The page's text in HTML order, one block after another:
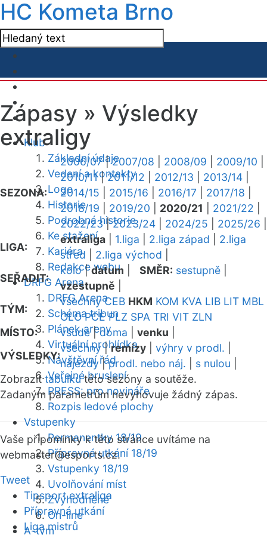
HC Kometa Brno
Klub
Základní údaje
Vedení a kontakty
Logo
Historie
Podrobná historie
Ke stažení
Kariéra
Redakce webu
DRFG Arena
DRFG Arena
Schéma tribun
Plánek areny
Virtuální prohlídka
Návštěvní řád
Veřejné bruslení
PRESS: pro novináře
Rozpis ledové plochy
Vstupenky
Permanentky 18/19
Přípravná utkání 18/19
Vstupenky 18/19
Uvolňování míst
Zvýhodněné
On-line
A-tým
Zápasy » Výsledky
extraligy
SEZONA:
2006/07|2007/08 2008/09 2009/10
2010/11|2011/12 2012/13 2013/14
2014/15
2015/16 2016/17 2017/18
2018/19
2019/20 2020/21 2021/22
2022/23|2023/24 2024/25 2025/26
LIGA:
extraliga 1.liga 2.liga západ
2.liga
střed
2.liga východ
SEŘADIT:
kolo|datum SMĚR: sestupně
vzestupně
TÝM:
všechny CEB HKM KOM KVA LIB LIT MBL
OLO PCE PLZ SPA TRI VIT ZLN
MÍSTO:
všude|doma venku
VÝSLEDKY:
všechny|remízy výhry v prodl.
nájezdy|prodl. nebo náj. s nulou
Zobrazittabulkutéto sezóny a soutěže.
Zadaným parametrům nevyhovuje žádný zápas.
Vaše připomínky k této stránce uvítáme na
webmaster@esports.cz.
Tweet
Tipsport extraliga
Přípravná utkání
Liga mistrů